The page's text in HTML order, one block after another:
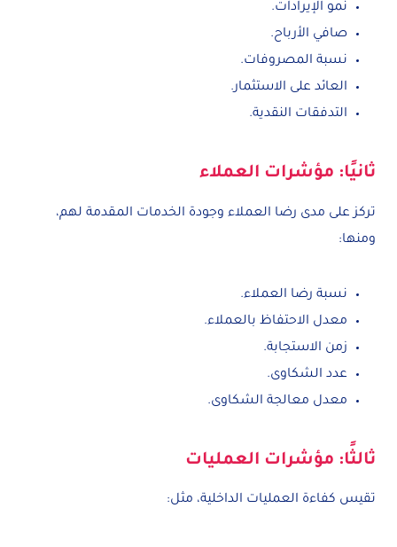
نمو الإيرادات.
صافي الأرباح.
نسبة المصروفات.
العائد على الاستثمار.
التدفقات النقدية.
ثانيًا: مؤشرات العملاء
تركز على مدى رضا العملاء وجودة الخدمات المقدمة لهم،
ومنها:
نسبة رضا العملاء.
معدل الاحتفاظ بالعملاء.
زمن الاستجابة.
عدد الشكاوى.
معدل معالجة الشكاوى.
ثالثًا: مؤشرات العمليات
تقيس كفاءة العمليات الداخلية، مثل: